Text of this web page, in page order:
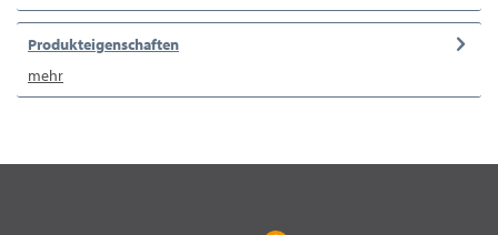
Produkteigenschaften
mehr